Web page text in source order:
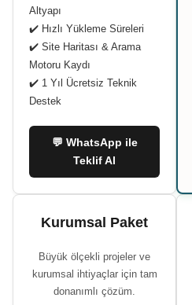
Altyapı
✔️ Hızlı Yükleme Süreleri
✔️ Site Haritası & Arama
Motoru Kaydı
✔️ 1 Yıl Ücretsiz Teknik
Destek
💬 WhatsApp ile
Teklif Al
Kurumsal Paket
Büyük ölçekli projeler ve
kurumsal ihtiyaçlar için tam
donanımlı çözüm.